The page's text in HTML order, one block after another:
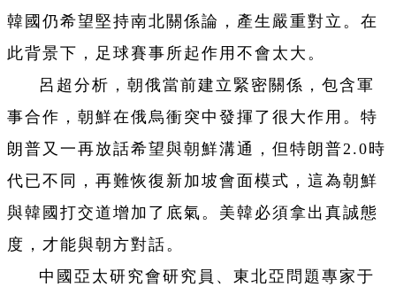
韓國仍希望堅持南北關係論，產生嚴重對立。在
此背景下，足球賽事所起作用不會太大。
呂超分析，朝俄當前建立緊密關係，包含軍
事合作，朝鮮在俄烏衝突中發揮了很大作用。特
朗普又一再放話希望與朝鮮溝通，但特朗普2.0時
代已不同，再難恢復新加坡會面模式，這為朝鮮
與韓國打交道增加了底氣。美韓必須拿出真誠態
度，才能與朝方對話。
中國亞太研究會研究員、東北亞問題專家于